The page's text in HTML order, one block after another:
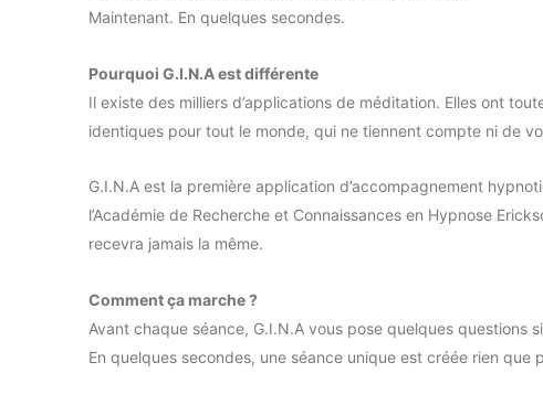
Maintenant. En quelques secondes.
Pourquoi G.I.N.A est différente
Il existe des milliers d’applications de méditation. Elles ont
identiques pour tout le monde, qui ne tiennent compte ni de
G.I.N.A est la première application d’accompagnement
l’Académie de Recherche et Connaissances en Hypnose
recevra jamais la même.
Comment ça marche ?
Avant chaque séance, G.I.N.A vous pose quelques questions
En quelques secondes, une séance unique est créée rien